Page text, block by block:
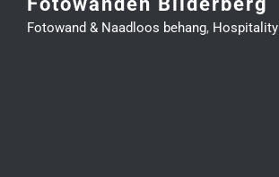
Fotowand & Naadloos behang, Hospitality